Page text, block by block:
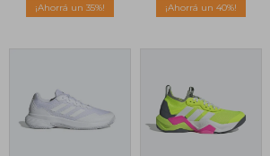
35 40